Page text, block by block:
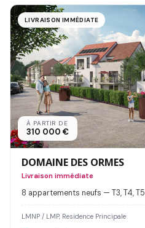
LIVRAISON IMMÉDIATE
À PARTIR DE
310 000 €
DOMAINE DES ORMES
Livraison immédiate
8 appartements neufs — T3, T4, T5
LMNP / LMP, Residence Principale